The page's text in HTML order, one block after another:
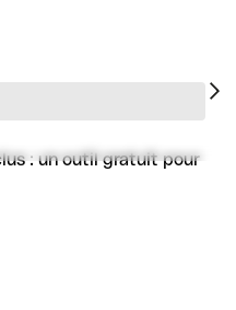
: un outil gratuit pour